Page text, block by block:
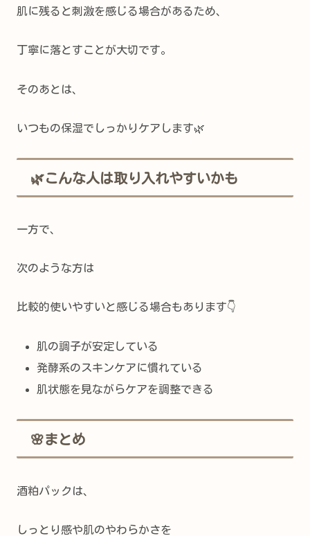
肌に残ると刺激を感じる場合があるため、
丁寧に落とすことが大切です。
そのあとは、
いつもの保湿でしっかりケアします🌿
🌿こんな人は取り入れやすいかも
一方で、
次のような方は
比較的使いやすいと感じる場合もあります👇
肌の調子が安定している
発酵系のスキンケアに慣れている
肌状態を見ながらケアを調整できる
🌸まとめ
酒粕パックは、
しっとり感や肌のやわらかさを